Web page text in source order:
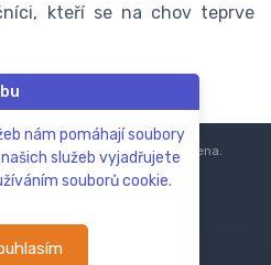
kteří se na chov teprve
nám pomáhají soubory
služeb vyjadřujete
souborů cookie.
Všechna práva vyhrazena.